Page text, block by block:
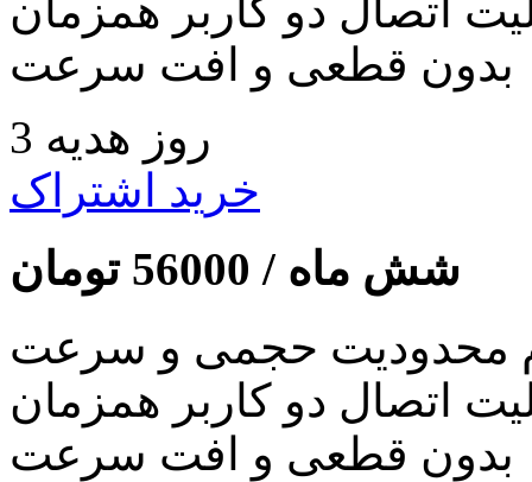
اتصال دو کاربر همزمان
بدون قطعی و افت سرعت
3 روز هدیه
خرید اشتراک
شش ماه / 56000 تومان
محدودیت حجمی و سرعت
اتصال دو کاربر همزمان
بدون قطعی و افت سرعت